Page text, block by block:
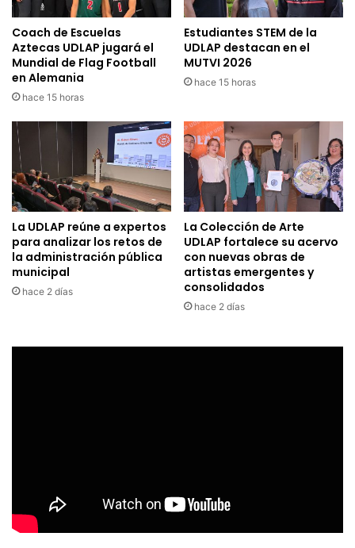
Coach de Escuelas
Aztecas UDLAP jugará el
Mundial de Flag Football
en Alemania
hace 15 horas
Estudiantes STEM de la
UDLAP destacan en el
MUTVI 2026
hace 15 horas
La UDLAP reúne a expertos
para analizar los retos de
la administración pública
municipal
hace 2 días
La Colección de Arte
UDLAP fortalece su acervo
con nuevas obras de
artistas emergentes y
consolidados
hace 2 días